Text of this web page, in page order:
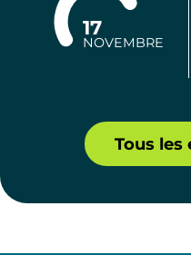
17
NOVEMBRE
Tous les